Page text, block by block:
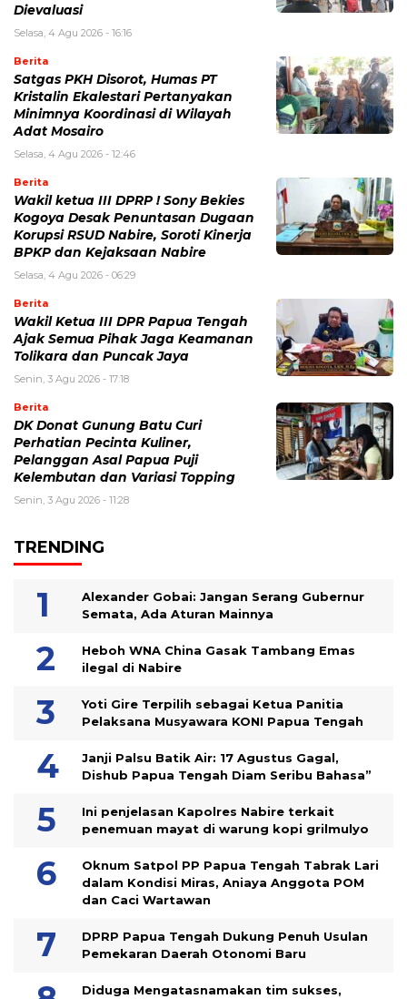
Dievaluasi
Selasa, 4 Agu 2026 - 16:16
Berita
Satgas PKH Disorot, Humas PT
Kristalin Ekalestari Pertanyakan
Minimnya Koordinasi di Wilayah
Adat Mosairo
Selasa, 4 Agu 2026 - 12:46
Berita
Wakil ketua III DPRP ! Sony Bekies
Kogoya Desak Penuntasan Dugaan
Korupsi RSUD Nabire, Soroti Kinerja
BPKP dan Kejaksaan Nabire
Selasa, 4 Agu 2026 - 06:29
Berita
Wakil Ketua III DPR Papua Tengah
Ajak Semua Pihak Jaga Keamanan
Tolikara dan Puncak Jaya
Senin, 3 Agu 2026 - 17:18
Berita
DK Donat Gunung Batu Curi
Perhatian Pecinta Kuliner,
Pelanggan Asal Papua Puji
Kelembutan dan Variasi Topping
Senin, 3 Agu 2026 - 11:28
TRENDING
Alexander Gobai: Jangan Serang Gubernur
Semata, Ada Aturan Mainnya
Heboh WNA China Gasak Tambang Emas
ilegal di Nabire
Yoti Gire Terpilih sebagai Ketua Panitia
Pelaksana Musyawara KONI Papua Tengah
Janji Palsu Batik Air: 17 Agustus Gagal,
Dishub Papua Tengah Diam Seribu Bahasa”
Ini penjelasan Kapolres Nabire terkait
penemuan mayat di warung kopi grilmulyo
Oknum Satpol PP Papua Tengah Tabrak Lari
dalam Kondisi Miras, Aniaya Anggota POM
dan Caci Wartawan
DPRP Papua Tengah Dukung Penuh Usulan
Pemekaran Daerah Otonomi Baru
Diduga Mengatasnamakan tim sukses,